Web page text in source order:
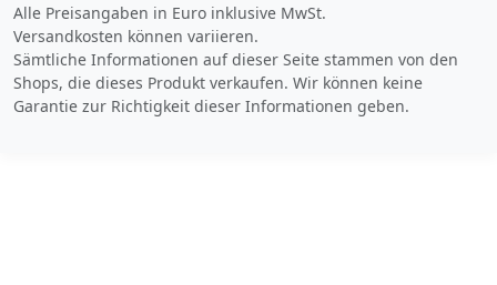
Alle Preisangaben in Euro inklusive MwSt.
Versandkosten können variieren.
Sämtliche Informationen auf dieser Seite stammen von den
Shops, die dieses Produkt verkaufen. Wir können keine
Garantie zur Richtigkeit dieser Informationen geben.